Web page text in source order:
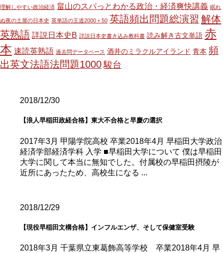
理解しやすい政治経済 畠山のスパっとわかる政治・経済爽快講義 眠れ
ぬ夜の土屋の日本史 英単語の王道2000＋50 英語頻出問題総演習 解体
英熟語 詳説日本史B 詳説日本史書き込み教科書 読み解き古文単語 赤
本 速読英熟語 過去問データベース 酒井のミラクルアイランド 青本 頻
出英文法語法問題1000駿台
2018/12/30
【浪人早稲田政経合格】東大不合格と早慶の選択
2017年3月 甲陽学院高校 卒業2018年4月 早稲田大学政治
経済学部経済学科 入学 ■早稲田大学について 僕は早稲田
大学に関して本当に無知でした。付属校の早稲田摂陵が
近所にあったため、高校生になる ...
2018/12/29
【現役早稲田文構合格】インフルエンザ、そして保健室受験
2018年3月 千葉県立東葛飾高等学校 卒業2018年4月 早